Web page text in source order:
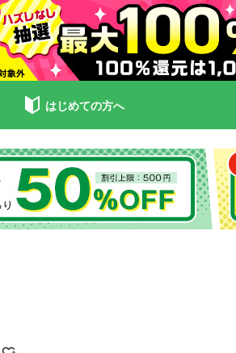
はじめての方へ